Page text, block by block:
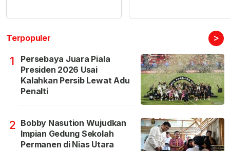
Terpopuler >
1
Persebaya Juara Piala
Presiden 2026 Usai
Kalahkan Persib Lewat Adu
Penalti
2 Bobby Nasution Wujudkan
Impian Gedung Sekolah
Permanen di Nias Utara